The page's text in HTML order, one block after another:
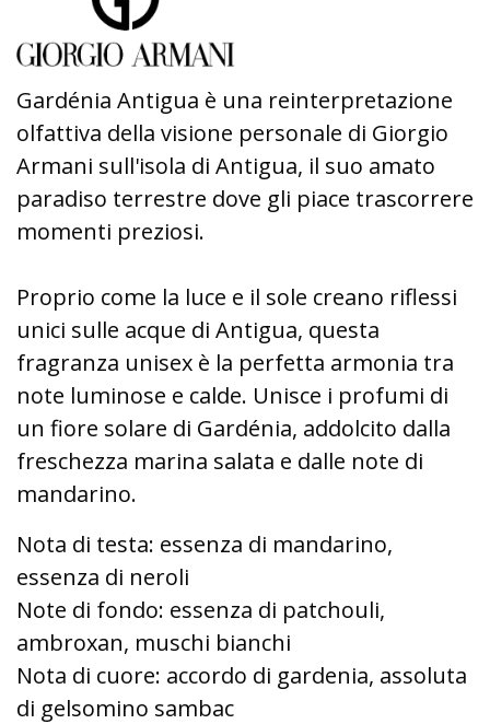
Gardénia Antigua è una reinterpretazione
olfattiva della visione personale di Giorgio
Armani sull'isola di Antigua, il suo amato
paradiso terrestre dove gli piace trascorrere
momenti preziosi.
Proprio come la luce e il sole creano riflessi
unici sulle acque di Antigua, questa
fragranza unisex è la perfetta armonia tra
note luminose e calde. Unisce i profumi di
un fiore solare di Gardénia, addolcito dalla
freschezza marina salata e dalle note di
mandarino.
Nota di testa: essenza di mandarino,
essenza di neroli
Note di fondo: essenza di patchouli,
ambroxan, muschi bianchi
Nota di cuore: accordo di gardenia, assoluta
di gelsomino sambac